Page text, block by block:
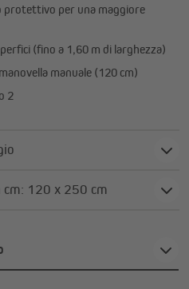
protettivo per una maggiore
(fino a 1,60 m di larghezza)
manuale (120 cm)
2
grigio
Larghezza x Altezza in cm: 120 x 250 cm